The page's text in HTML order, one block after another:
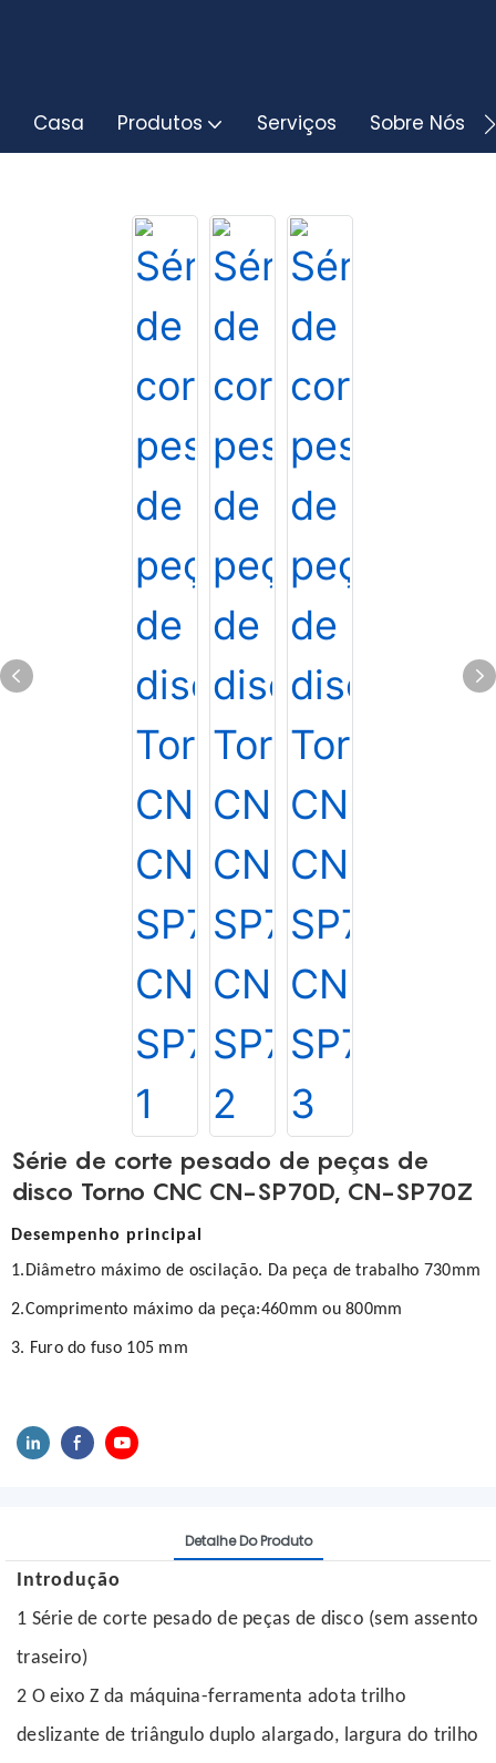
Casa Produtos Serviços Sobre Nós
Série de corte pesado de peças de
disco Torno CNC CN-SP70D, CN-SP70Z
Desempenho principal
1.Diâmetro máximo de oscilação. Da peça de trabalho 730mm
2.Comprimento máximo da peça:460mm ou 800mm
3. Furo do fuso 105 mm
Detalhe Do Produto
Introdução
1 Série de corte pesado de peças de disco (sem assento
traseiro)
2 O eixo Z da máquina-ferramenta adota trilho
deslizante de triângulo duplo alargado, largura do trilho